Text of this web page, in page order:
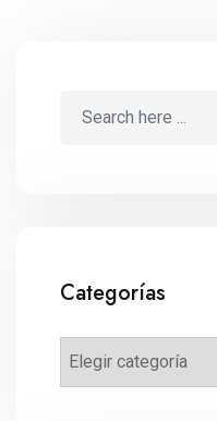
Categorías